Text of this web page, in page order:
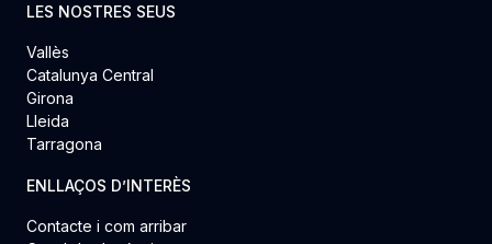
LES NOSTRES SEUS
Vallès
Catalunya Central
Girona
Lleida
Tarragona
ENLLAÇOS D’INTERÈS
Contacte i com arribar